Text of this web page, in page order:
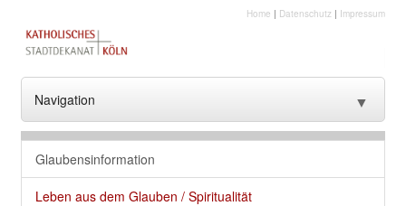
Home | Datenschutz | Impressum
Navigation ▼
??? NavText ???
??? NavText ???
Glaubensinformation
Leben aus dem Glauben / Spiritualität